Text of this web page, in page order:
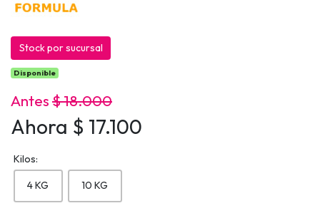
Stock por sucursal
Disponible
Antes$ 18.000
Ahora $ 17.100
Kilos:
4 KG 10 KG